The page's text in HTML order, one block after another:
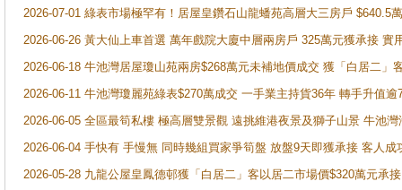
2026-07-01 綠表市場極罕有！居屋皇鑽石山龍蟠苑高層大三房戶
2026-06-26 黃大仙上車首選 萬年戲院大廈中層兩房戶 325萬元獲承接 實
2026-06-18 牛池灣居屋瓊山苑兩房$268萬元未補地價成交 獲「白居二」
2026-06-11 牛池灣瓊麗苑綠表$270萬成交 一手業主持貨36年 轉手升值逾
2026-06-05 全區最筍私樓 極高層雙景觀 遠挑維港夜景及獅子山景 牛池
2026-06-04 手快有 手慢無 同時幾組買家爭筍盤 放盤9天即獲承接 客人
2026-05-28 九龍公屋皇鳳德邨獲「白居二」客以居二市場價$320萬元承接